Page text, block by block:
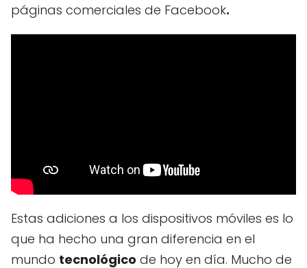
páginas comerciales de Facebook.
Estas adiciones a los dispositivos móviles es lo
que ha hecho una gran diferencia en el
mundo tecnológico de hoy en día. Mucho de